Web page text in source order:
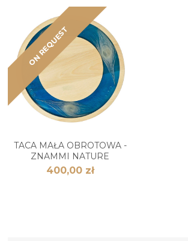
ON REQUEST
TACA MAŁA OBROTOWA -
ZNAMMI NATURE
400,00 zł